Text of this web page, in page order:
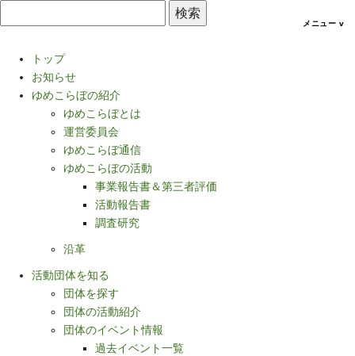
トップ
お知らせ
ゆめこらぼの紹介
ゆめこらぼとは
運営委員会
ゆめこらぼ通信
ゆめこらぼの活動
事業報告書＆第三者評価
活動報告書
調査研究
沿革
活動団体を知る
団体を探す
団体の活動紹介
団体のイベント情報
過去イベント一覧